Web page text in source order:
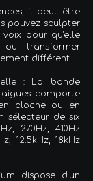
il peut être
pouvez sculpter
pour qu'elle
transformer
différent.
: La bande
comporte
cloche ou en
sélecteur de six
270Hz, 410Hz
12.5kHz, 18kHz
dispose d'un